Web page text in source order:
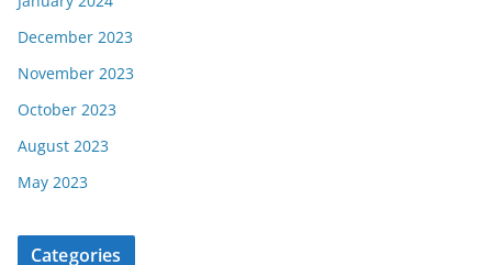
December 2023
November 2023
October 2023
August 2023
May 2023
Categories